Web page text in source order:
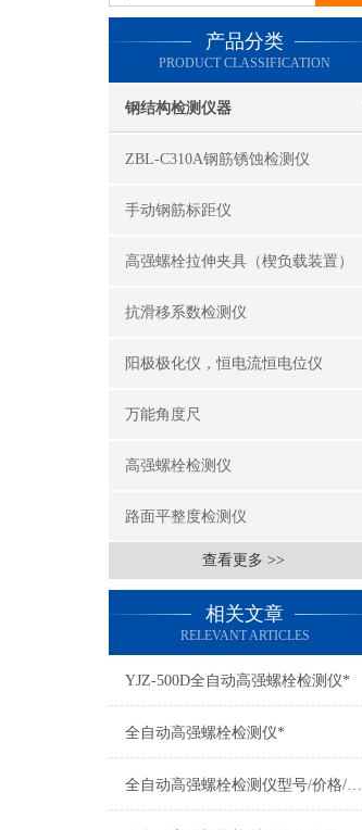
产品分类
PRODUCT CLASSIFICATION
钢结构检测仪器
ZBL-C310A钢筋锈蚀检测仪
手动钢筋标距仪
高强螺栓拉伸夹具（楔负载装置）
抗滑移系数检测仪
阳极极化仪，恒电流恒电位仪
万能角度尺
高强螺栓检测仪
路面平整度检测仪
查看更多 >>
相关文章
RELEVANT ARTICLES
YJZ-500D全自动高强螺栓检测仪*
全自动高强螺栓检测仪*
全自动高强螺栓检测仪型号/价格/图片/*